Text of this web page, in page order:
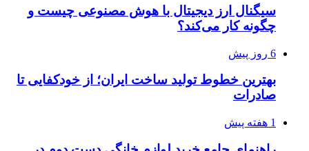
سیگنال ارز دیجیتال با هوش مصنوعی چیست و
چگونه کار می‌کند؟
6 روز پیش
بهترین خطوط تولید ساخت ایران؛ از خودکفایی تا
صادرات
1 هفته پیش